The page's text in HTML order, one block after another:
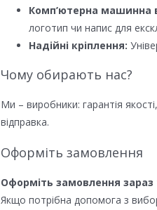
Комп’ютерна машинна
логотип чи напис для
Надійні кріплення:
Чому обирають нас?
Ми – виробники: гарантія
відправка.
Оформіть замовлення
Оформіть замовлення зараз
Якщо потрібна допомога з